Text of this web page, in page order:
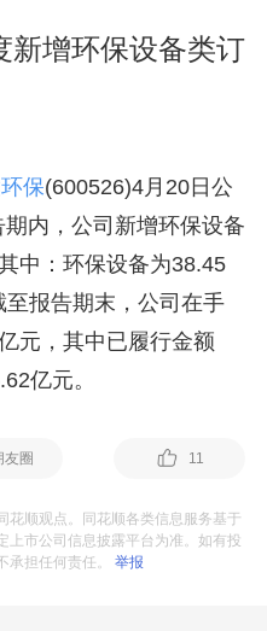
新增环保设备类订
保(600526)4月20日公
内，公司新增环保设备
中：环保设备为38.45
报告期末，公司在手
元，其中已履行金额
亿元。
友圈 11
花顺观点。同花顺各类信息服务基于
上市公司信息披露平台为准。如有投
承担任何责任。举报